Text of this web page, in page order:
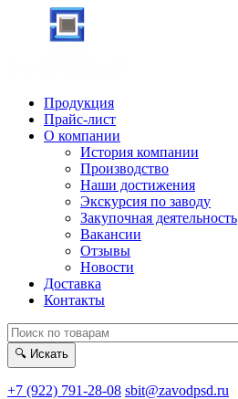
Продукция
Прайс-лист
О компании
История компании
Производство
Наши достижения
Экскурсия по заводу
Закупочная деятельность
Вакансии
Отзывы
Новости
Доставка
Контакты
🔍 Искать
+7 (922) 791-28-08 sbit@zavodpsd.ru